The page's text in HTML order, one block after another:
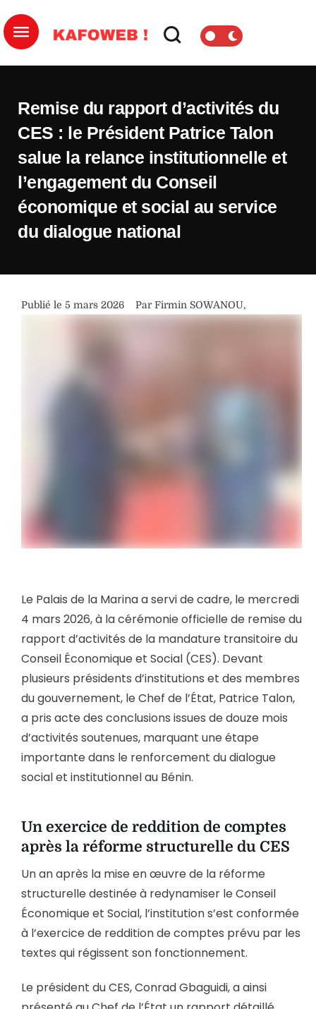
Remise du rapport d’activités du
CES : le Président Patrice Talon
salue la relance institutionnelle et
l’engagement du Conseil
économique et social au service
du dialogue national
Publié le 5 mars 2026 Par Firmin SOWANOU,
Le Palais de la Marina a servi de cadre, le mercredi
4 mars 2026, à la cérémonie officielle de remise du
rapport d’activités de la mandature transitoire du
Conseil Économique et Social (CES). Devant
plusieurs présidents d’institutions et des membres
du gouvernement, le Chef de l’État, Patrice Talon,
a pris acte des conclusions issues de douze mois
d’activités soutenues, marquant une étape
importante dans le renforcement du dialogue
social et institutionnel au Bénin.
Un exercice de reddition de comptes
après la réforme structurelle du CES
Un an après la mise en œuvre de la réforme
structurelle destinée à redynamiser le Conseil
Économique et Social, l’institution s’est conformée
à l’exercice de reddition de comptes prévu par les
textes qui régissent son fonctionnement.
Le président du CES, Conrad Gbaguidi, a ainsi